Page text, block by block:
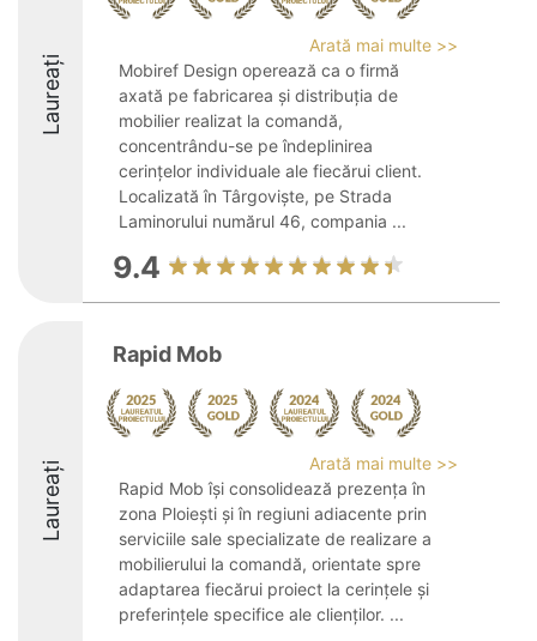
Laureați
Arată mai multe >>
Mobiref Design operează ca o firmă
axată pe fabricarea și distribuția de
mobilier realizat la comandă,
concentrându-se pe îndeplinirea
cerințelor individuale ale fiecărui client.
Localizată în Târgoviște, pe Strada
Laminorului numărul 46, compania ...
9.4
Laureați
Rapid Mob
Arată mai multe >>
Rapid Mob își consolidează prezența în
zona Ploiești și în regiuni adiacente prin
serviciile sale specializate de realizare a
mobilierului la comandă, orientate spre
adaptarea fiecărui proiect la cerințele și
preferințele specifice ale clienților. ...